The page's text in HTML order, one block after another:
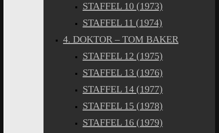
STAFFEL 10 (1973)
STAFFEL 11 (1974)
4. DOKTOR – TOM BAKER
STAFFEL 12 (1975)
STAFFEL 13 (1976)
STAFFEL 14 (1977)
STAFFEL 15 (1978)
STAFFEL 16 (1979)